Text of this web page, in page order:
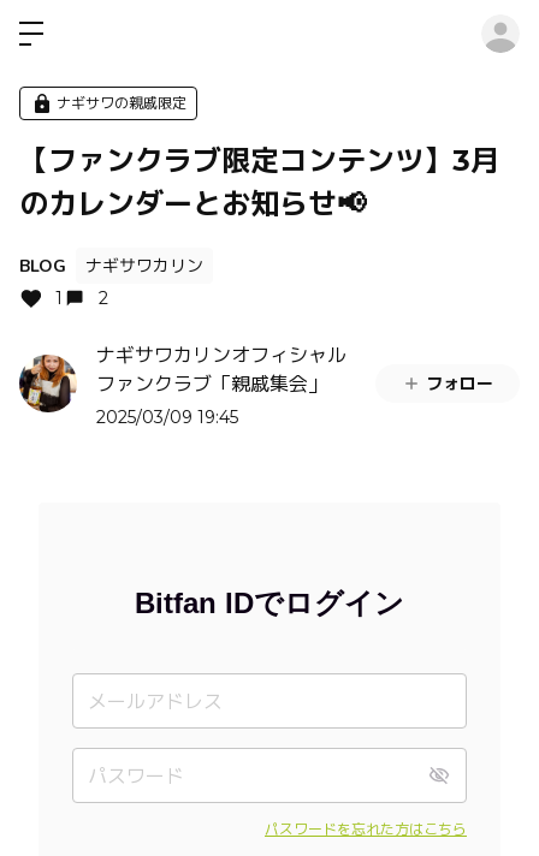
ナギサワの親戚限定
【ファンクラブ限定コンテンツ】3月
のカレンダーとお知らせ📢
BLOG
ナギサワカリン
1
2
ナギサワカリンオフィシャル
ファンクラブ「親戚集会」
2025/03/09 19:45
フォロー
Bitfan IDでログイン
パスワードを忘れた方はこちら